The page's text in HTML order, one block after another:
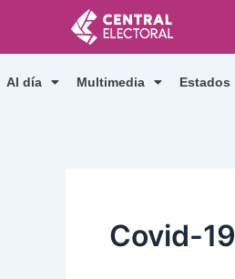
contenido
Al día Multimedia Estados
Covid-19